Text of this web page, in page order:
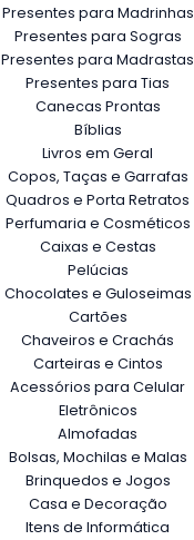
Presentes para Madrinhas
Presentes para Sogras
Presentes para Madrastas
Presentes para Tias
Canecas Prontas
Bíblias
Livros em Geral
Copos, Taças e Garrafas
Quadros e Porta Retratos
Perfumaria e Cosméticos
Caixas e Cestas
Pelúcias
Chocolates e Guloseimas
Cartões
Chaveiros e Crachás
Carteiras e Cintos
Acessórios para Celular
Eletrônicos
Almofadas
Bolsas, Mochilas e Malas
Brinquedos e Jogos
Casa e Decoração
Itens de Informática